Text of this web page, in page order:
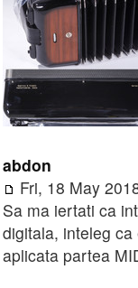
abdon
Fri, 18 May
Sa ma iertati ca
digitala, inteleg
aplicata partea